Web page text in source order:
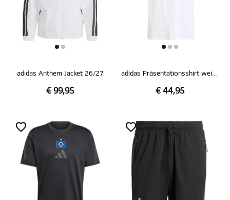
adidas Anthem Jacket 26/27
€ 99,95
adidas Präsentationsshirt weiß 26/27
€ 44,95